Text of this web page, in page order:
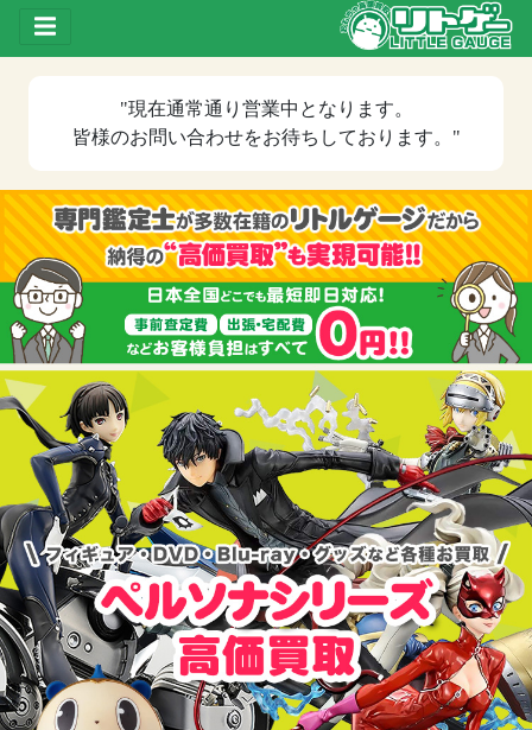
Toggle drawer
"現在通常通り営業中 となります。
皆様のお問い合わせをお待ちしております。"